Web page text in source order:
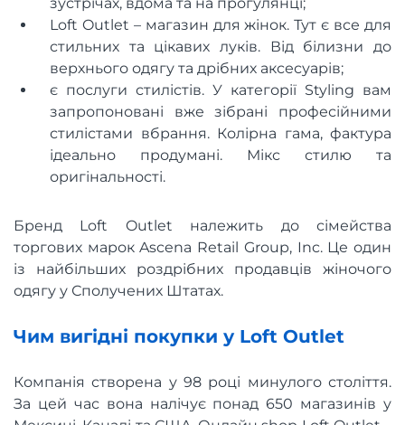
зустрічах, вдома та на прогулянці;
Loft Outlet – магазин для жінок. Тут є все для
стильних та цікавих луків. Від білизни до
верхнього одягу та дрібних аксесуарів;
є послуги стилістів. У категорії Styling вам
запропоновані вже зібрані професійними
стилістами вбрання. Колірна гама, фактура
ідеально продумані. Мікс стилю та
оригінальності.
Бренд Loft Outlet належить до сімейства
торгових марок Ascena Retail Group, Inc. Це один
із найбільших роздрібних продавців жіночого
одягу у Сполучених Штатах.
Чим вигідні покупки у Loft Outlet
Компанія створена у 98 році минулого століття.
За цей час вона налічує понад 650 магазинів у